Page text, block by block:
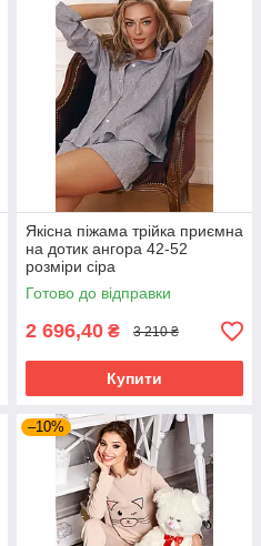
Якісна піжама трійка приємна
на дотик ангора 42-52
розміри сіра
Готово до відправки
2 696,40 ₴ 3 210 ₴
Купити
–10%